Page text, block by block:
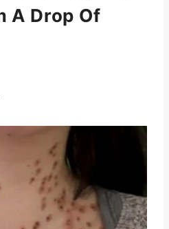
A Drop Of